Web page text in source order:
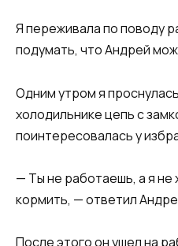
​Я переживала по поводу
подумать, что Андрей
​Одним утром я
холодильнике цепь с
поинтересовалась у
​— Ты не работаешь, а я не
кормить, — ответил
​После этого он ушел на